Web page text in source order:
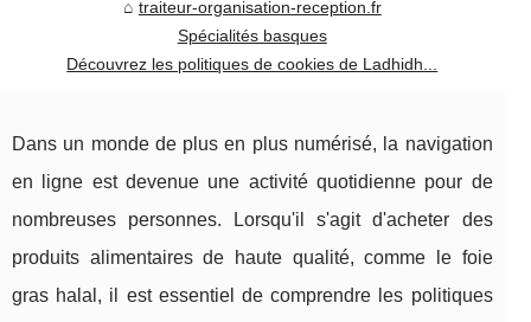
traiteur-organisation-reception.fr
Spécialités basques
Découvrez les politiques de cookies de Ladhidh...
Dans un monde de plus en plus numérisé, la navigation
en ligne est devenue une activité quotidienne pour de
nombreuses personnes. Lorsqu'il s'agit d'acheter des
produits alimentaires de haute qualité, comme le foie
gras halal, il est essentiel de comprendre les politiques